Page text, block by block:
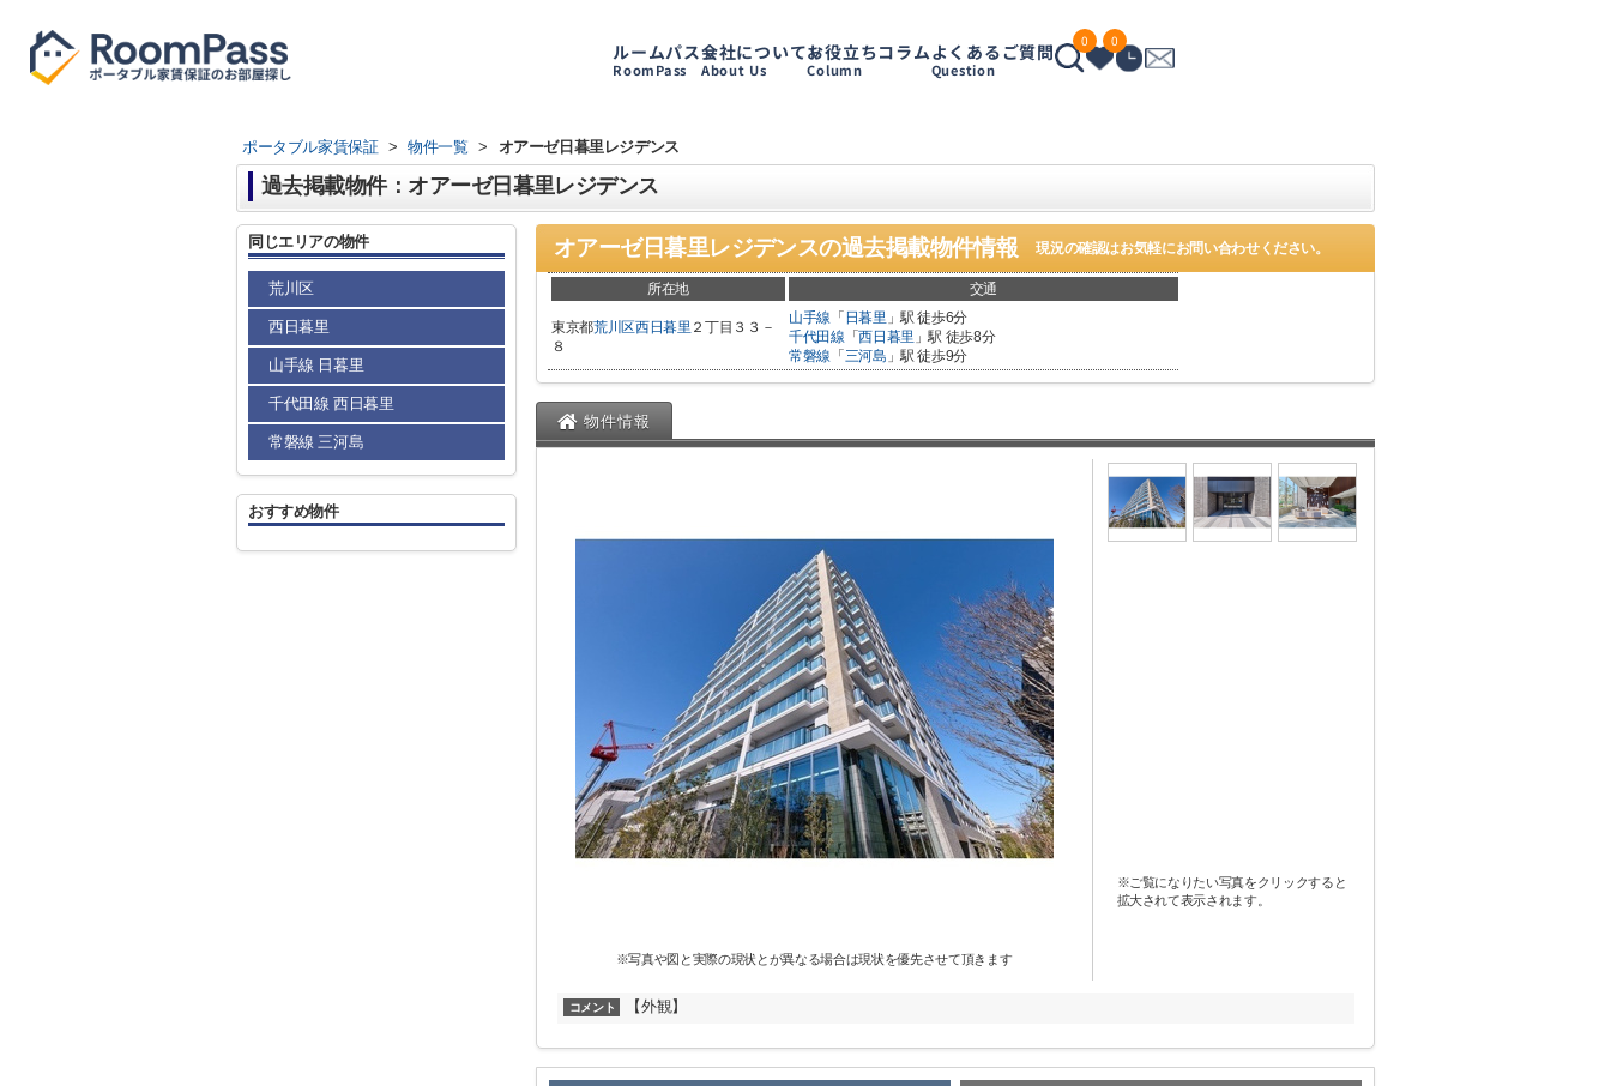
ルームパス
RoomPass
会社について
About Us
お役立ちコラム
Column
よくあるご質問
Question
0 0
ポータブル家賃保証 > 物件一覧 > オアーゼ日暮里レジデンス
過去掲載物件：オアーゼ日暮里レジデンス
オアーゼ日暮里レジデンスの過去掲載物件情報 現況の確認はお気軽にお問い合わせください。
所在地 交通
東京都荒川区西日暮里 ２丁目３３－
８
山手線 「 日暮里 」駅 徒歩6分
千代田線 「西日暮里 」駅 徒歩8分
常磐線 「三河島 」駅 徒歩9分
物件情報
※写真や図と実際の現状とが異なる場合は現状を優先させて頂きます
※ご覧になりたい写真をクリックすると
拡大されて表示されます。
コメント 【外観】
同じエリアの物件
荒川区
西日暮里
山手線 日暮里
千代田線 西日暮里
常磐線 三河島
おすすめ物件